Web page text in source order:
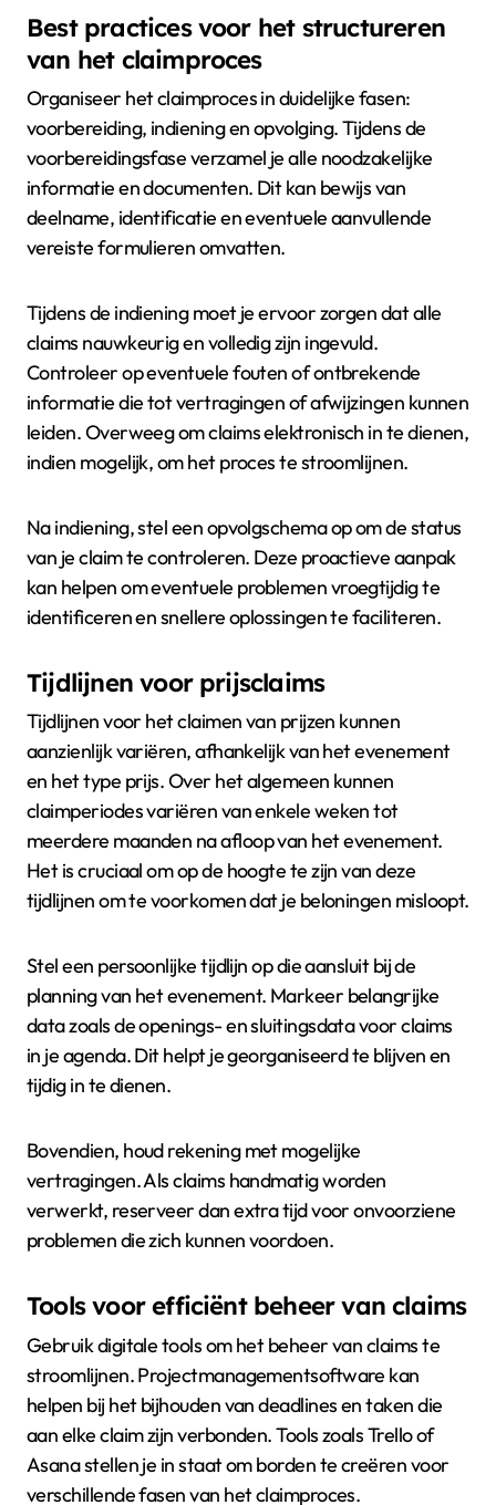
Best practices voor het structureren
van het claimproces
Organiseer het claimproces in duidelijke fasen:
voorbereiding, indiening en opvolging. Tijdens de
voorbereidingsfase verzamel je alle noodzakelijke
informatie en documenten. Dit kan bewijs van
deelname, identificatie en eventuele aanvullende
vereiste formulieren omvatten.
Tijdens de indiening moet je ervoor zorgen dat alle
claims nauwkeurig en volledig zijn ingevuld.
Controleer op eventuele fouten of ontbrekende
informatie die tot vertragingen of afwijzingen kunnen
leiden. Overweeg om claims elektronisch in te dienen,
indien mogelijk, om het proces te stroomlijnen.
Na indiening, stel een opvolgschema op om de status
van je claim te controleren. Deze proactieve aanpak
kan helpen om eventuele problemen vroegtijdig te
identificeren en snellere oplossingen te faciliteren.
Tijdlijnen voor prijsclaims
Tijdlijnen voor het claimen van prijzen kunnen
aanzienlijk variëren, afhankelijk van het evenement
en het type prijs. Over het algemeen kunnen
claimperiodes variëren van enkele weken tot
meerdere maanden na afloop van het evenement.
Het is cruciaal om op de hoogte te zijn van deze
tijdlijnen om te voorkomen dat je beloningen misloopt.
Stel een persoonlijke tijdlijn op die aansluit bij de
planning van het evenement. Markeer belangrijke
data zoals de openings- en sluitingsdata voor claims
in je agenda. Dit helpt je georganiseerd te blijven en
tijdig in te dienen.
Bovendien, houd rekening met mogelijke
vertragingen. Als claims handmatig worden
verwerkt, reserveer dan extra tijd voor onvoorziene
problemen die zich kunnen voordoen.
Tools voor efficiënt beheer van claims
Gebruik digitale tools om het beheer van claims te
stroomlijnen. Projectmanagementsoftware kan
helpen bij het bijhouden van deadlines en taken die
aan elke claim zijn verbonden. Tools zoals Trello of
Asana stellen je in staat om borden te creëren voor
verschillende fasen van het claimproces.